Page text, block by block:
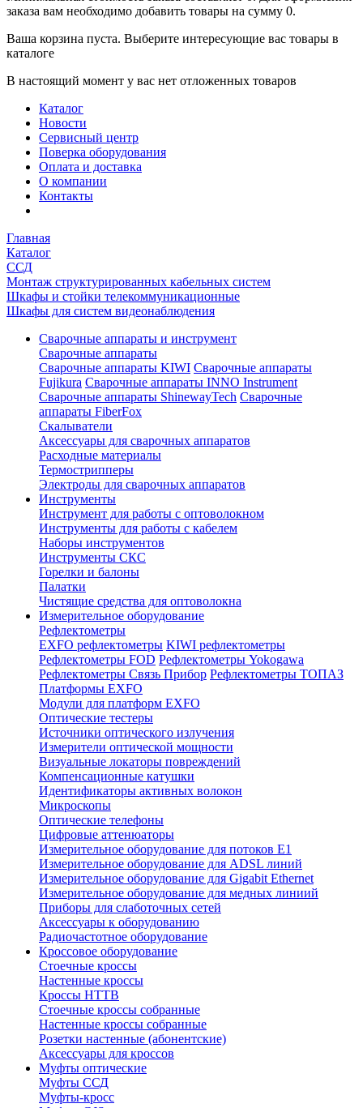
заказа вам необходимо добавить товары на сумму 0.
Ваша корзина пуста. Выберите интересующие вас товары в
каталоге
В настоящий момент у вас нет отложенных товаров
Каталог
Новости
Сервисный центр
Поверка оборудования
Оплата и доставка
О компании
Контакты
Главная
Каталог
ССД
Монтаж структурированных кабельных систем
Шкафы и стойки телекоммуникационные
Шкафы для систем видеонаблюдения
Сварочные аппараты и инструмент
Сварочные аппараты
Сварочные аппараты KIWI Сварочные аппараты
Fujikura Сварочные аппараты INNO Instrument
Сварочные аппараты ShinewayTech Cварочные
аппараты FiberFox
Скалыватели
Аксессуары для сварочных аппаратов
Расходные материалы
Термострипперы
Электроды для сварочных аппаратов
Инструменты
Инструмент для работы с оптоволокном
Инструменты для работы с кабелем
Наборы инструментов
Инструменты СКС
Горелки и балоны
Палатки
Чистящие средства для оптоволокна
Измерительное оборудование
Рефлектометры
EXFO рефлектометры KIWI рефлектометры
Рефлектометры FOD Рефлектометры Yokogawa
Рефлектометры Связь Прибор Рефлектометры ТОПАЗ
Платформы EXFO
Модули для платформ EXFO
Оптические тестеры
Источники оптического излучения
Измерители оптической мощности
Визуальные локаторы повреждений
Компенсационные катушки
Идентификаторы активных волокон
Микроскопы
Оптические телефоны
Цифровые аттенюаторы
Измерительное оборудование для потоков Е1
Измерительное оборудование для ADSL линий
Измерительное оборудование для Gigabit Ethernet
Измерительное оборудование для медных линиий
Приборы для слаботочных сетей
Аксессуары к оборудованию
Радиочастотное оборудование
Кроссовое оборудование
Стоечные кроссы
Настенные кроссы
Кроссы HTTB
Стоечные кроссы собранные
Настенные кроссы собранные
Розетки настенные (абонентские)
Аксессуары для кроссов
Муфты оптические
Муфты ССД
Муфты-кросс